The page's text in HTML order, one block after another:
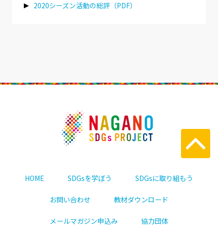
2020シーズン活動の総評（PDF）
HOME SDGsを学ぼう SDGsに取り組もう
お問い合わせ 教材ダウンロード
メールマガジン申込み 協力団体